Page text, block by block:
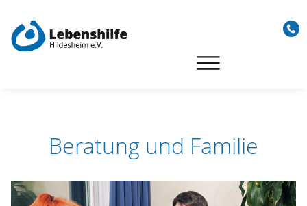
content
Beratung und Familie